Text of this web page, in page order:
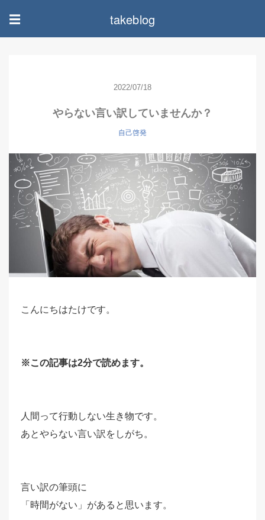
☰ takeblog
2022/07/18
やらない言い訳していませんか？
自己啓発
こんにちはたけです。
※この記事は2分で読めます。
人間って行動しない生き物です。
あとやらない言い訳をしがち。
言い訳の筆頭に
「時間がない」があると思います。